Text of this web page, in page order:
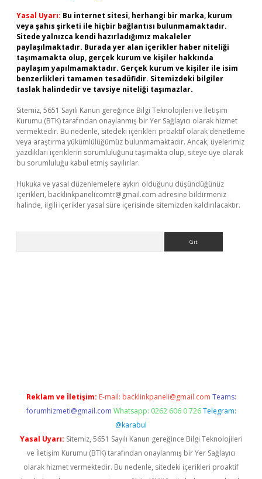
Yasal Uyarı: Bu internet sitesi, herhangi bir marka, kurum
veya şahıs şirketi ile hiçbir bağlantısı bulunmamaktadır.
Sitede yalnızca kendi hazırladığımız makaleler
paylaşılmaktadır. Burada yer alan içerikler haber niteliği
taşımamakta olup, gerçek kurum ve kişiler hakkında
paylaşım yapılmamaktadır. Gerçek kurum ve kişiler ile isim
benzerlikleri tamamen tesadüfidir. Sitemizdeki bilgiler
taslak halindedir ve tavsiye niteliği taşımazlar.
Sitemiz, 5651 Sayılı Kanun gereğince Bilgi Teknolojileri ve İletişim
Kurumu (BTK) tarafından onaylanmış bir Yer Sağlayıcı olarak hizmet
vermektedir. Bu nedenle, sitedeki içerikleri proaktif olarak denetleme
veya araştırma yükümlülüğümüz bulunmamaktadır. Ancak, üyelerimiz
yazdıkları içeriklerin sorumluluğunu taşımakta olup, siteye üye olarak
bu sorumluluğu kabul etmiş sayılırlar.
Hukuka ve yasal düzenlemelere aykırı olduğunu düşündüğünüz
içerikleri, backlinkpanelicomtr@gmail.com adresine bildirmeniz
halinde, ilgili içerikler yasal süre içerisinde sitemizden kaldırılacaktır.
Reklam ve İletişim: E-mail: backlinkpaneli@gmail.com Teams:
forumhizmeti@gmail.com Whatsapp: 0262 606 0 726 Telegram:
@karabul
Yasal Uyarı: Sitemiz, 5651 Sayılı Kanun gereğince Bilgi Teknolojileri
ve İletişim Kurumu (BTK) tarafından onaylanmış bir Yer Sağlayıcı
olarak hizmet vermektedir. Bu nedenle, sitedeki içerikleri proaktif